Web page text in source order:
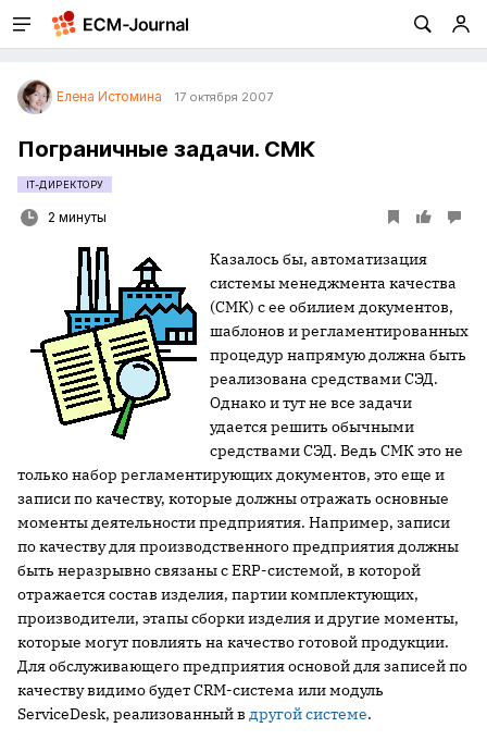
Елена Истомина 17 октября 2007
Пограничные задачи. СМК
IT-ДИРЕКТОРУ
2 минуты
Казалось бы, автоматизация
системы менеджмента качества
(СМК) с ее обилием документов,
шаблонов и регламентированных
процедур напрямую должна быть
реализована средствами СЭД.
Однако и тут не все задачи
удается решить обычными
средствами СЭД. Ведь СМК это не
только набор регламентирующих документов, это еще и
записи по качеству, которые должны отражать основные
моменты деятельности предприятия. Например, записи
по качеству для производственного предприятия должны
быть неразрывно связаны с ERP-системой, в которой
отражается состав изделия, партии комплектующих,
производители, этапы сборки изделия и другие моменты,
которые могут повлиять на качество готовой продукции.
Для обслуживающего предприятия основой для записей по
качеству видимо будет CRM-система или модуль
ServiceDesk, реализованный в другой системе.